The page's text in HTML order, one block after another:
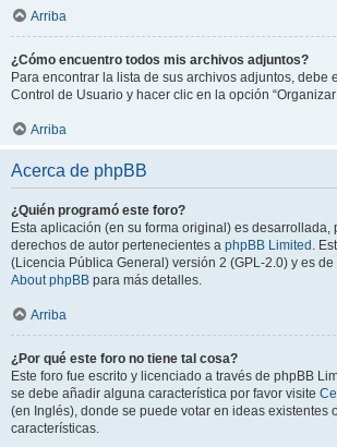
Arriba
¿Cómo encuentro todos mis archivos adjuntos?
Para encontrar la lista de sus archivos adjuntos, debe
Control de Usuario y hacer clic en la opción
Arriba
Acerca de phpBB
¿Quién programó este foro?
Esta aplicación (en su forma original) es desarrollada,
derechos de autor pertenecientes a phpBB Limited .
(Licencia Pública General) versión 2 (GPL-2.0) y es
About phpBB para más detalles.
Arriba
¿Por qué este foro no tiene tal cosa?
Este foro fue escrito y licenciado a través de phpBB
se debe añadir alguna característica por favor visite
(en Inglés), donde se puede votar en ideas existentes
características.